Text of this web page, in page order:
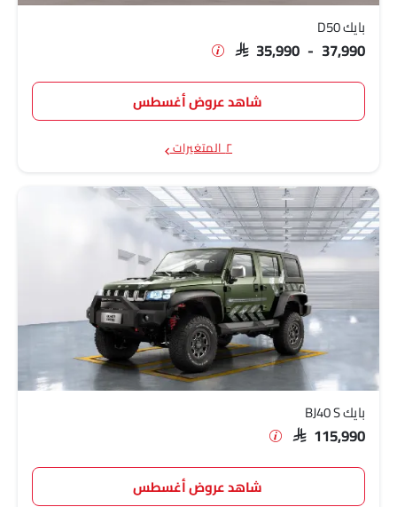
بايك D50
SAR 35,990 - 37,990
شاهد عروض أغسطس
٢ المتغيرات
بايك BJ40 S
SAR 115,990
شاهد عروض أغسطس